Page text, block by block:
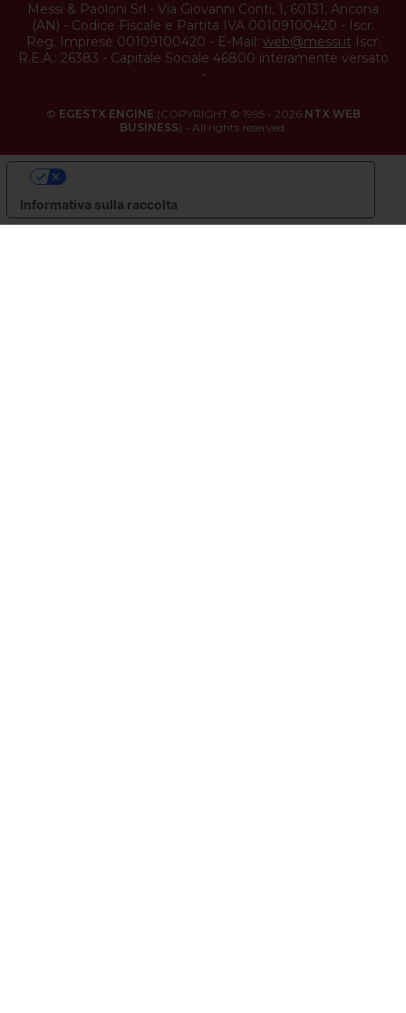
Messi & Paoloni Srl - Via Giovanni Conti, 1, 60131, Ancona
(AN) - Codice Fiscale e Partita IVA 00109100420 - Iscr.
Reg. Imprese 00109100420 - E-Mail: web@messi.it Iscr.
R.E.A.: 26383 - Capitale Sociale 46800 interamente versato
-
© EGESTX ENGINE (COPYRIGHT © 1995 - 2026 NTX WEB
BUSINESS) - All rights reserved.
Informativa sulla raccolta